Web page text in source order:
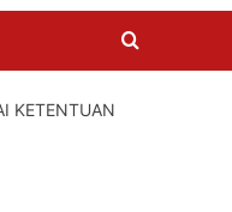
KETENTUAN